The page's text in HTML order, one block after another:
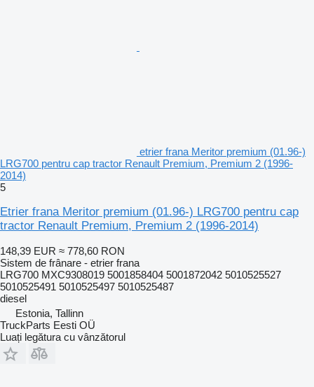
etrier frana Meritor premium (01.96-)
LRG700 pentru cap tractor Renault Premium, Premium 2 (1996-
2014)
5
Etrier frana Meritor premium (01.96-) LRG700 pentru cap
tractor Renault Premium, Premium 2 (1996-2014)
148,39 EUR ≈ 778,60 RON
Sistem de frânare - etrier frana
LRG700 MXC9308019 5001858404 5001872042 5010525527
5010525491 5010525497 5010525487
diesel
Estonia, Tallinn
TruckParts Eesti OÜ
Luați legătura cu vânzătorul